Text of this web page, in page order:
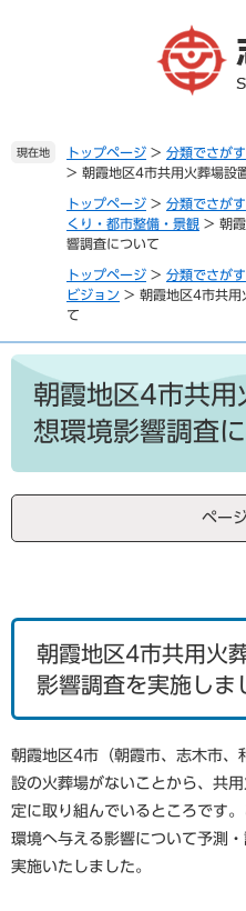
現在地 トップページ > 分類でさがす
> 朝霞地区4市共用火葬場設
トップページ > 分類でさがす
くり・都市整備・景観 > 朝
響調査について
トップページ > 分類でさがす
ビジョン > 朝霞地区4市共用
て
本
朝霞地区4市共用
想環境影響調査
ペー
朝霞地区4市共用火
影響調査を実施しま
朝霞地区4市（朝霞市、志木市、
設の火葬場がないことから、共
定に取り組んでいるところです
環境へ与える影響について予測
実施いたしました。